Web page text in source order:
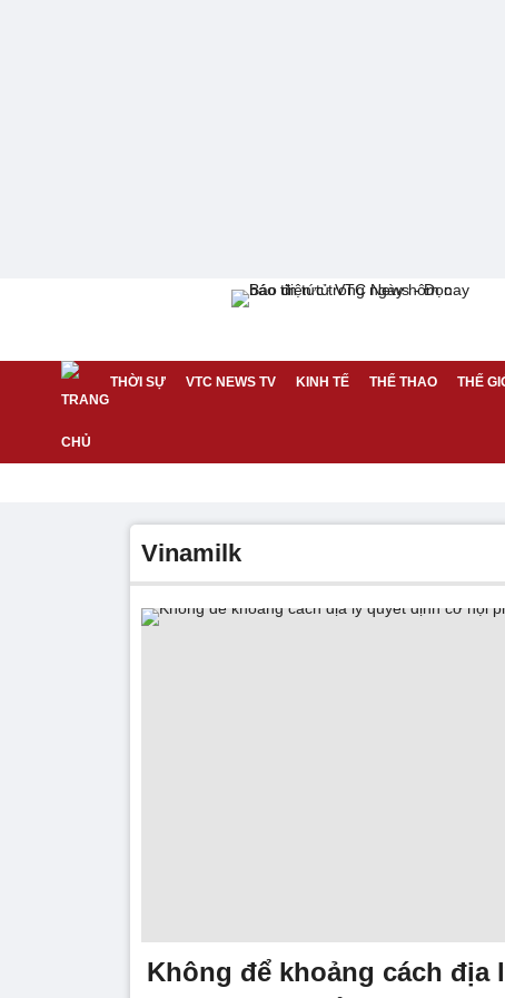
THỜI SỰ VTC NEWS TV KINH TẾ THỂ THAO THẾ
Vinamilk
Không để khoảng cách địa